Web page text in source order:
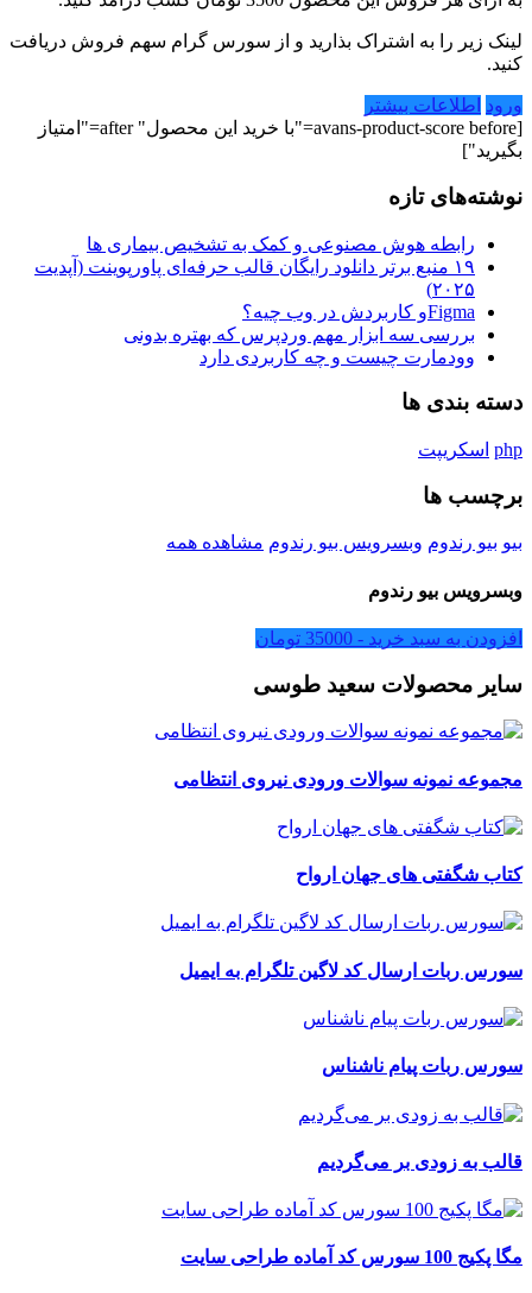
لینک زیر را به اشتراک بذارید و از سورس گرام سهم فروش دریافت
کنید.
ورود اطلاعات بیشتر
[avans-product-score before="با خرید این محصول" after="امتیاز
بگیرید"]
نوشته‌های تازه
رابطه هوش مصنوعی و کمک به تشخیص بیماری ها
۱۹ منبع برتر دانلود رایگان قالب حرفه‌ای پاورپوینت (آپدیت
۲۰۲۵)
Figmaو کاربردش در وب چیه؟
بررسی سه ابزار مهم وردپرس که بهتره بدونی
وودمارت چیست و چه کاربردی دارد
دسته بندی ها
php اسکریپت
برچسب ها
بیو بیو رندوم وبسرویس بیو رندوم مشاهده همه
وبسرویس بیو رندوم
افزودن به سبد خرید - 35000 تومان
سایر محصولات سعید طوسی
مجموعه نمونه سوالات ورودی نیروی انتظامی
کتاب شگفتی های جهان ارواح
سورس ربات ارسال کد لاگین تلگرام به ایمیل
سورس ربات پیام ناشناس
قالب به زودی بر می‌گردیم
مگا پکیج 100 سورس کد آماده طراحی سایت